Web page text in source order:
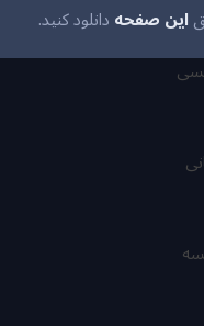
این صفحهدانلود کنید.